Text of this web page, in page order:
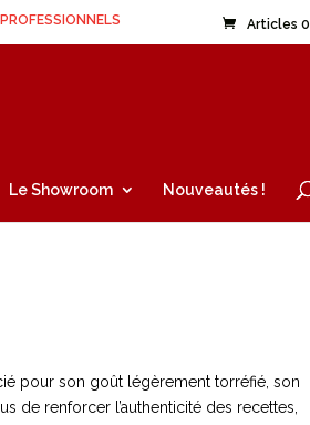
Articles 0
Le Showroom Nouveautés !
pour son goût légèrement torréfié, son
de renforcer l’authenticité des recettes,